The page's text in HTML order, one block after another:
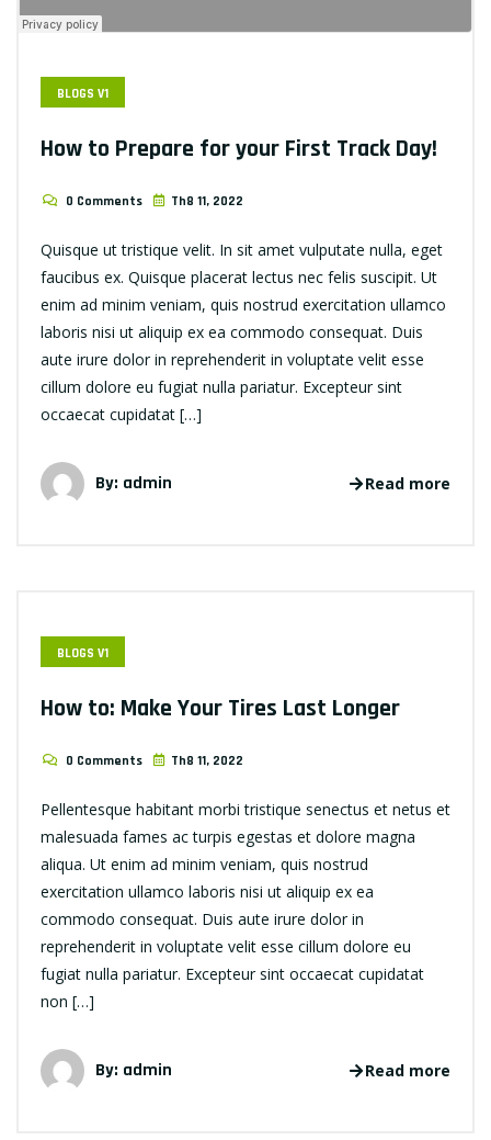
BLOGS V1
How to Prepare for your First Track Day!
0 Comments Th8 11, 2022
Quisque ut tristique velit. In sit amet vulputate nulla, eget
faucibus ex. Quisque placerat lectus nec felis suscipit. Ut
enim ad minim veniam, quis nostrud exercitation ullamco
laboris nisi ut aliquip ex ea commodo consequat. Duis
aute irure dolor in reprehenderit in voluptate velit esse
cillum dolore eu fugiat nulla pariatur. Excepteur sint
occaecat cupidatat […]
By: admin Read more
BLOGS V1
How to: Make Your Tires Last Longer
0 Comments Th8 11, 2022
Pellentesque habitant morbi tristique senectus et netus et
malesuada fames ac turpis egestas et dolore magna
aliqua. Ut enim ad minim veniam, quis nostrud
exercitation ullamco laboris nisi ut aliquip ex ea
commodo consequat. Duis aute irure dolor in
reprehenderit in voluptate velit esse cillum dolore eu
fugiat nulla pariatur. Excepteur sint occaecat cupidatat
non […]
By: admin Read more